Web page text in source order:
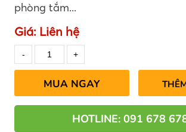
phòng tắm...
Giá: Liên hệ
MUA NGAY
HOTLINE: 091 678